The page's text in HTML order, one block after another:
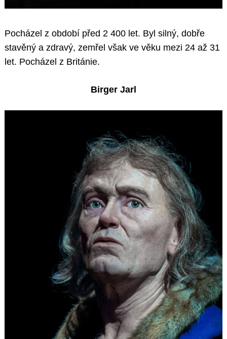
Pocházel z období před 2 400 let. Byl silný, dobře
stavěný a zdravý, zemřel však ve věku mezi 24 až 31
let. Pocházel z Británie.
Birger Jarl